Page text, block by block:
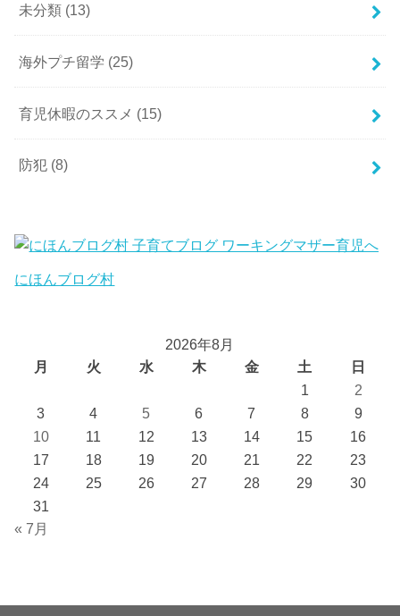
未分類 (13)
海外プチ留学 (25)
育児休暇のススメ (15)
防犯 (8)
にほんブログ村
2026年8月
月
火 水 木 金 土
日
1
2
3
4 5 6 7 8
9
10
11 12 13 14 15
16
17
18 19 20 21 22
23
24
25 26 27 28 29
30
31
« 7月